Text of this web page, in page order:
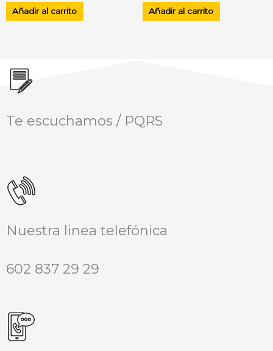
Añadir al carrito Añadir al carrito
Te escuchamos / PQRS
Nuestra linea telefónica
602 837 29 29